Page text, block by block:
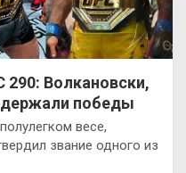
290: Волкановски,
победы
весе,
звание одного из